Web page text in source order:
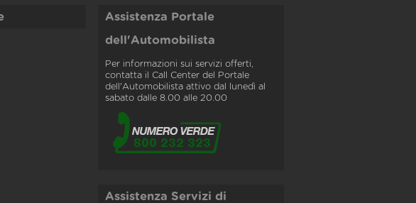
Assistenza Portale
dell'Automobilista
Per informazioni sui servizi offerti,
contatta il Call Center del Portale
dell'Automobilista attivo dal lunedì al
sabato dalle 8.00 alle 20.00
Assistenza Servizi di